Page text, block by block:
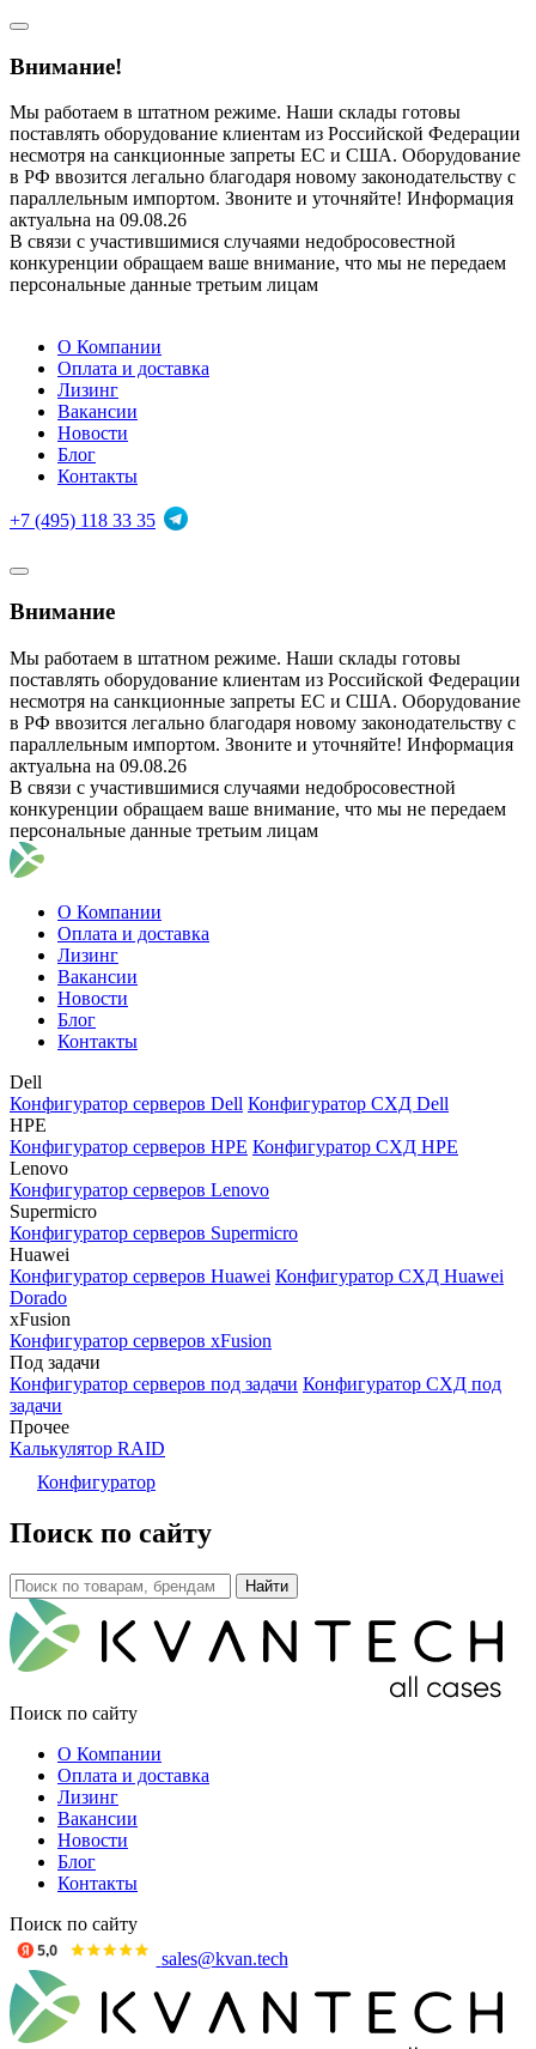
Внимание!
Мы работаем в штатном режиме. Наши склады готовы
поставлять оборудование клиентам из Российской Федерации
несмотря на санкционные запреты ЕС и США. Оборудование
в РФ ввозится легально благодаря новому законодательству с
параллельным импортом. Звоните и уточняйте! Информация
актуальна на 09.08.26
В связи с участившимися случаями недобросовестной
конкуренции обращаем ваше внимание, что мы не передаем
персональные данные третьим лицам
О Компании
Оплата и доставка
Лизинг
Вакансии
Новости
Блог
Контакты
+7 (495) 118 33 35
Внимание
Мы работаем в штатном режиме. Наши склады готовы
поставлять оборудование клиентам из Российской Федерации
несмотря на санкционные запреты ЕС и США. Оборудование
в РФ ввозится легально благодаря новому законодательству с
параллельным импортом. Звоните и уточняйте! Информация
актуальна на 09.08.26
В связи с участившимися случаями недобросовестной
конкуренции обращаем ваше внимание, что мы не передаем
персональные данные третьим лицам
О Компании
Оплата и доставка
Лизинг
Вакансии
Новости
Блог
Контакты
Dell
Конфигуратор серверов Dell Конфигуратор СХД Dell
HPE
Конфигуратор серверов HPE Конфигуратор СХД HPE
Lenovo
Конфигуратор серверов Lenovo
Supermicro
Конфигуратор серверов Supermicro
Huawei
Конфигуратор серверов Huawei Конфигуратор СХД Huawei
Dorado
xFusion
Конфигуратор серверов xFusion
Под задачи
Конфигуратор серверов под задачи Конфигуратор СХД под
задачи
Прочее
Калькулятор RAID
Конфигуратор
Поиск по сайту
Поиск по сайту
О Компании
Оплата и доставка
Лизинг
Вакансии
Новости
Блог
Контакты
Поиск по сайту
sales@kvan.tech